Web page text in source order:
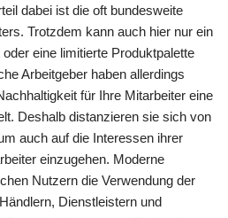
dabei ist die oft bundesweite
Trotzdem kann auch hier nur ein
eine limitierte Produktpalette
Arbeitgeber haben allerdings
für Ihre Mitarbeiter eine
Deshalb distanzieren sie sich von
auch auf die Interessen ihrer
einzugehen. Moderne
Nutzern die Verwendung der
Dienstleistern und